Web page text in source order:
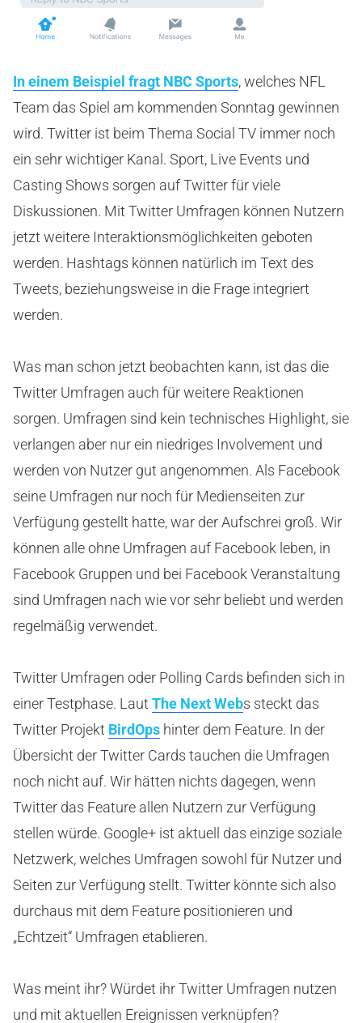
In einem Beispiel fragt NBC Sports, welches NFL
Team das Spiel am kommenden Sonntag gewinnen
wird. Twitter ist beim Thema Social TV immer noch
ein sehr wichtiger Kanal. Sport, Live Events und
Casting Shows sorgen auf Twitter für viele
Diskussionen. Mit Twitter Umfragen können Nutzern
jetzt weitere Interaktionsmöglichkeiten geboten
werden. Hashtags können natürlich im Text des
Tweets, beziehungsweise in die Frage integriert
werden.
Was man schon jetzt beobachten kann, ist das die
Twitter Umfragen auch für weitere Reaktionen
sorgen. Umfragen sind kein technisches Highlight, sie
verlangen aber nur ein niedriges Involvement und
werden von Nutzer gut angenommen. Als Facebook
seine Umfragen nur noch für Medienseiten zur
Verfügung gestellt hatte, war der Aufschrei groß. Wir
können alle ohne Umfragen auf Facebook leben, in
Facebook Gruppen und bei Facebook Veranstaltung
sind Umfragen nach wie vor sehr beliebt und werden
regelmäßig verwendet.
Twitter Umfragen oder Polling Cards befinden sich in
einer Testphase. Laut The Next Webs steckt das
Twitter Projekt BirdOps hinter dem Feature. In der
Übersicht der Twitter Cards tauchen die Umfragen
noch nicht auf. Wir hätten nichts dagegen, wenn
Twitter das Feature allen Nutzern zur Verfügung
stellen würde. Google+ ist aktuell das einzige soziale
Netzwerk, welches Umfragen sowohl für Nutzer und
Seiten zur Verfügung stellt. Twitter könnte sich also
durchaus mit dem Feature positionieren und
„Echtzeit“ Umfragen etablieren.
Was meint ihr? Würdet ihr Twitter Umfragen nutzen
und mit aktuellen Ereignissen verknüpfen?